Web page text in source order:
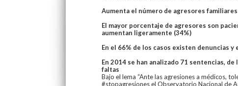
Aumenta el número de agresores
El mayor porcentaje de agresores son
aumentan ligeramente (34%)
En el 66% de los casos existen denuncias
En 2014 se han analizado 71 sentencias,
faltas
Bajo el lema “Ante las agresiones a médicos,
#stopagresiones el Observatorio Nacional de